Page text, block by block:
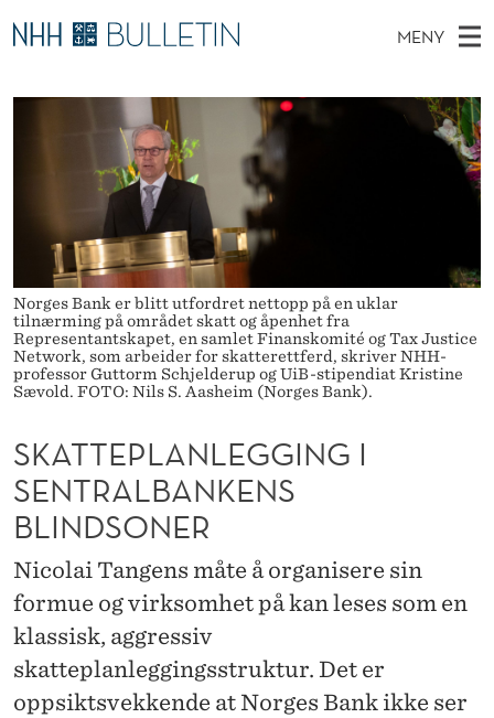
S
K
A
L
A
N
E
G
G
N
G
MENY
O
N
Y
Ø
Stipendiater og nye forskerprofiler
Ekspertutvalg
Om Bulletin
Norges Bank er blitt utfordret nettopp på en uklar
tilnærming på området skatt og åpenhet fra
Representantskapet, en samlet Finanskomité og Tax Justice
Network, som arbeider for skatterettferd, skriver NHH-
professor Guttorm Schjelderup og UiB-stipendiat Kristine
Sævold. FOTO: Nils S. Aasheim (Norges Bank).
SKATTEPLANLEGGING I
SENTRALBANKENS
BLINDSONER
Nicolai Tangens måte å organisere sin
formue og virksomhet på kan leses som en
klassisk, aggressiv
skatteplanleggingsstruktur. Det er
oppsiktsvekkende at Norges Bank ikke ser